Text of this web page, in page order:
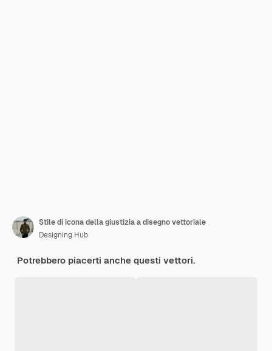
Stile di icona della giustizia a disegno vettoriale
Designing Hub
Potrebbero piacerti anche questi vettori.